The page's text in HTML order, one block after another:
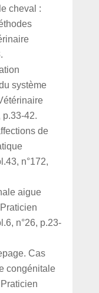
cheval :
système
p.33-42.
de
n°172,
aigue
n°26, p.23-
Cas
congénitale